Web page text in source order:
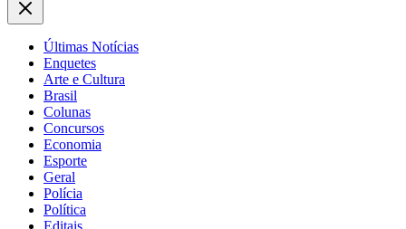
Últimas Notícias
Enquetes
Arte e Cultura
Brasil
Colunas
Concursos
Economia
Esporte
Geral
Polícia
Política
Editais